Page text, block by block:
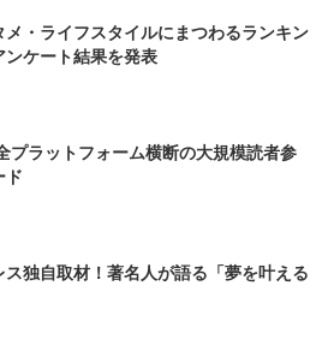
メ・ライフスタイルにまつわるランキン
ンケート結果を発表
プラットフォーム横断の大規模読者参
ド
ス独自取材！著名人が語る「夢を叶える